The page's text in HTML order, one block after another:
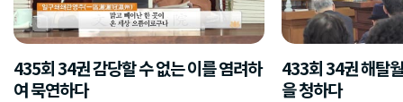
435회 34권 감당할 수 없는 이를 염려하
여 묵연하다
433회 34권 해탈
을 청하다